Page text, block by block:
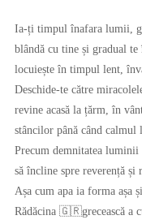
Ia-ți timpul înafara lumii,
blândă cu tine și gradual
locuiește în timpul lent,
Deschide-te către
revine acasă la țărm, în
stâncilor până când calmul
Precum demnitatea luminii
să încline spre reverență și
Așa cum apa ia forma așa
Rădăcina 🇬🇷grecească a